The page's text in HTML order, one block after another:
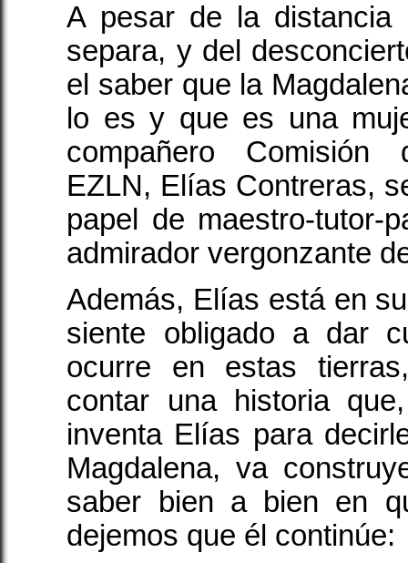
A pesar de la distancia
separa, y del
el saber que la
lo es y que es una
compañero Comisión
EZLN, Elías Contreras,
papel de maestro-tutor-
admirador vergonzante
Además, Elías está en
siente obligado a dar
ocurre en estas
contar una historia
inventa Elías para
Magdalena, va
saber bien a bien en
dejemos que él continúe: